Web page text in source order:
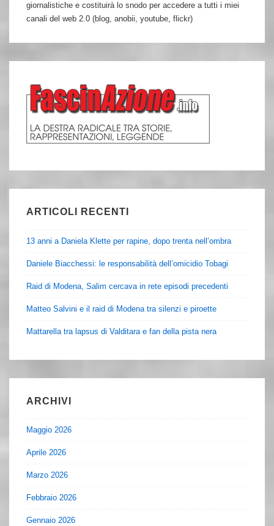
giornalistiche e costituirà lo snodo per accedere a tutti i miei
canali del web 2.0 (blog, anobii, youtube, flickr)
ARTICOLI RECENTI
13 anni a Daniela Klette per rapine, dopo trenta nell’ombra
Daniele Biacchessi: le responsabilità dell’omicidio Tobagi
Raid di Modena, Salim cercava in rete episodi precedenti
Matteo Salvini e il raid di Modena tra silenzi e piroette
Mattarella tra lapsus di Valditara e fan della pista nera
ARCHIVI
Maggio 2026
Aprile 2026
Marzo 2026
Febbraio 2026
Gennaio 2026